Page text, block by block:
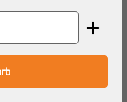
Wert ein